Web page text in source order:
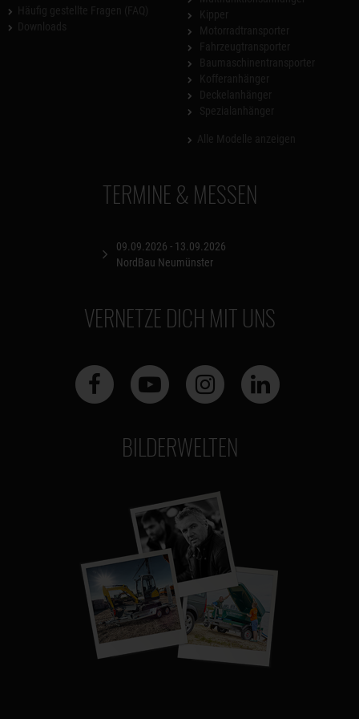
TERMINE & MESSEN
09.09.2026 - 13.09.2026
NordBau Neumünster
VERNETZE DICH MIT UNS
BILDERWELTEN